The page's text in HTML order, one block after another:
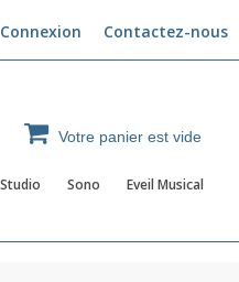
Contactez-nous
Connexion
Votre panier est vide
Sono
Eveil Musical